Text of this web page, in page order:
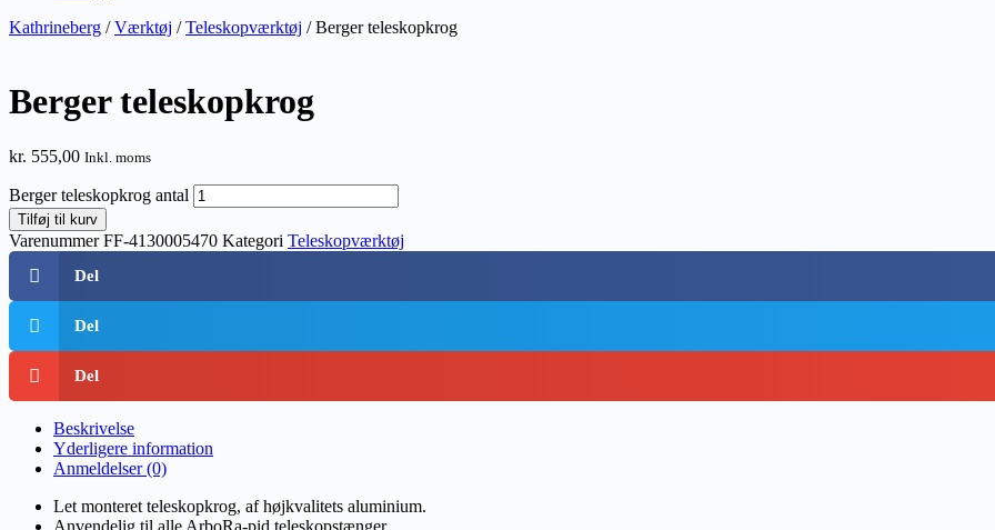
Kathrineberg /Værktøj /Teleskopværktøj / Berger teleskopkrog
Berger teleskopkrog
kr. 555,00 Inkl. moms
Berger teleskopkrog antal
Tilføj til kurv
VarenummerFF-4130005470 Kategori Teleskopværktøj
Del
Del
Del
Beskrivelse
Yderligere information
Anmeldelser (0)
Let monteret teleskopkrog, af højkvalitets aluminium.
Anvendelig til alle ArboRa-pid teleskopstænger.